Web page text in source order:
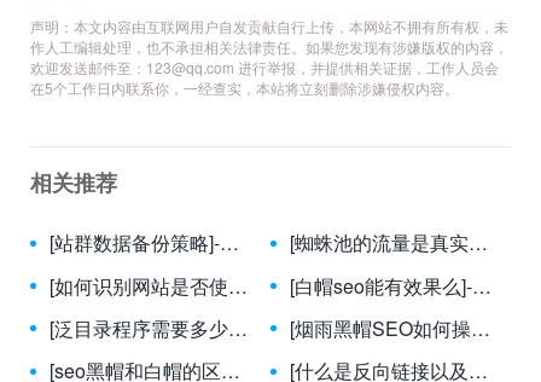
声明：本文内容由互联网用户自发贡献自行上传，本网站不拥有所有权，未
作人工编辑处理，也不承担相关法律责任。如果您发现有涉嫌版权的内容，
欢迎发送邮件至： 123@qq.com 进行举报，并提供相关证据，工作人员会
在5个工作日内联系你，一经查实，本站将立刻删除涉嫌侵权内容。
相关推荐
[站群数据备份策略]-高效站群数据备份策略，保障网站数据安全与业务连续性
[蜘蛛池的流量是真实的吗？]-揭秘蜘蛛池流量真实性：技术原理与风险分析
[如何识别网站是否使用了黑帽技术？]-揭秘黑帽SEO：7大关键信号助你快速识别违规网站
[白帽seo能有效果么]-白帽SEO究竟能否带来长期稳定效果？揭秘搜索引擎青睐的合规优化策略
[泛目录程序需要多少内容支持？]-泛目录程序内容支持量深度解析
[烟雨黑帽SEO如何操纵用户行为数据？]-揭秘烟雨黑帽SEO如何通过用户行为数据操纵实现排名欺诈
[seo黑帽和白帽的区别]-揭秘SEO黑帽与白帽：策略差异与长期影响
[什么是反向链接以及为什么它们重要？]-反向链接：SEO成功的关键要素与战略价值